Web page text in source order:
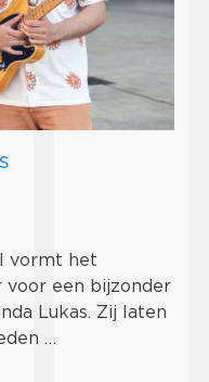
vormt het
voor een bijzonder
Lukas. Zij laten
…